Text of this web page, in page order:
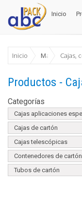
Inicio
Inicio Materiales
Cajas,
Productos -
Categorías
Cajas aplicaciones
Cajas de cartón
Cajas telescópicas
Contenedores de cartón
Tubos de cartón